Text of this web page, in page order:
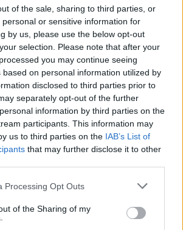
of the sale, sharing to third parties, or
or sensitive information for
by us, please use the below opt-out
selection. Please note that after your
you may continue seeing
based on personal information utilized by
disclosed to third parties prior to
separately opt-out of the further
information by third parties on the
participants. This information may
us to third parties on the IAB’s List of
that may further disclose it to other
Processing Opt Outs
of the Sharing of my
derjenige da
die Ideen aus
DE
ausgeführt, aktuellisiert, Nachbar ist wieder
geht nicht weil schon vorhanden.